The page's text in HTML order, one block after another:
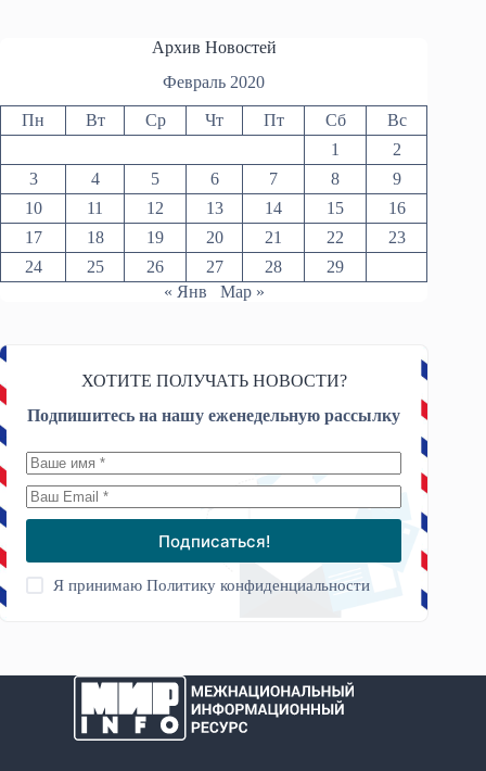
Архив Новостей
Февраль 2020
Пн Вт Ср Чт Пт Сб
Вс
1
2
3
4 5 6 7 8
9
10
11 12 13 14 15
16
17
18 19 20 21 22
23
24
25 26 27 28
29
« Янв
Мар »
ХОТИТЕ ПОЛУЧАТЬ НОВОСТИ?
Подпишитесь на нашу еженедельную рассылку
Подписаться!
Я принимаюПолитику конфиденциальности